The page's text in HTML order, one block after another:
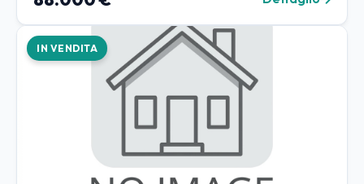
IN VENDITA